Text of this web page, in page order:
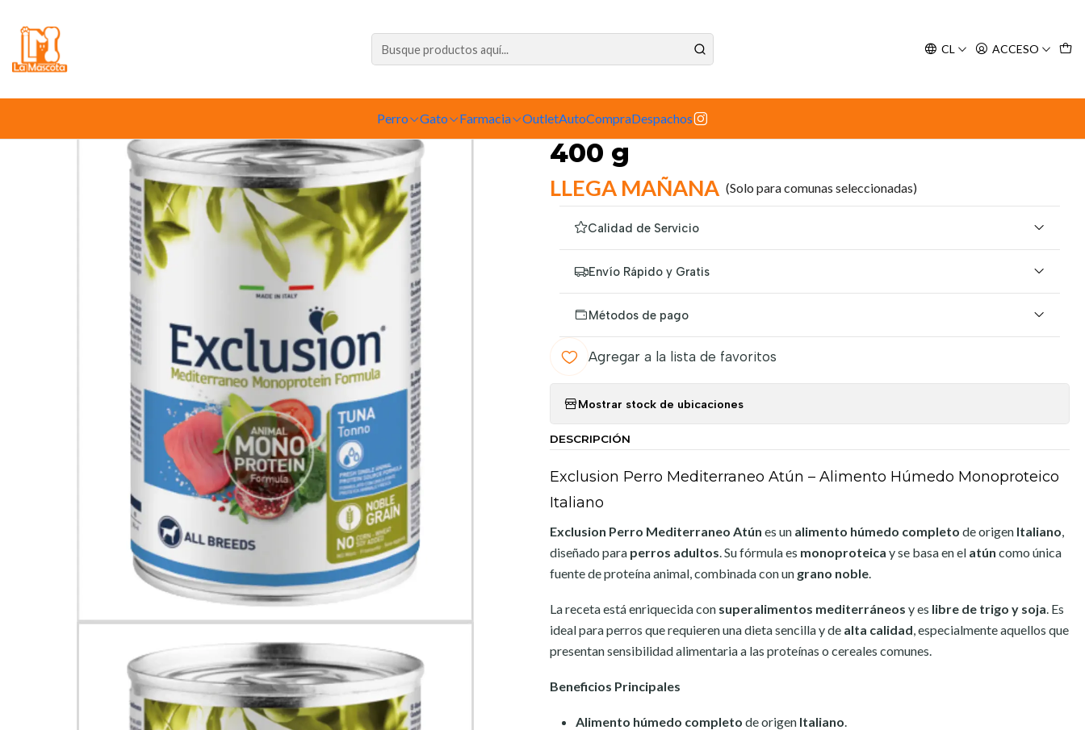
CL ACCESO
Perro Gato Farmacia OutletAutoCompraDespachos
Alimento para Perros Alimento Húmedo Exclusion Perro Mediterraneo Atún - 400 g
Exclusion Perro Mediterraneo Atún -
400 g
LLEGA MAÑANA (Solo para comunas seleccionadas)
Calidad de Servicio
Envío Rápido y Gratis
Métodos de pago
Agregar a la lista de favoritos
Mostrar stock de ubicaciones
DESCRIPCIÓN
Exclusion Perro Mediterraneo Atún – Alimento Húmedo Monoproteico
Italiano
Exclusion Perro Mediterraneo Atún es un alimento húmedo completo de origen Italiano,
diseñado para perros adultos. Su fórmula es monoproteica y se basa en el atún como única
fuente de proteína animal, combinada con un grano noble.
La receta está enriquecida con superalimentos mediterráneos y es libre de trigo y soja. Es
ideal para perros que requieren una dieta sencilla y de alta calidad, especialmente aquellos que
presentan sensibilidad alimentaria a las proteínas o cereales comunes.
Beneficios Principales
Alimento húmedo completo de origen Italiano.